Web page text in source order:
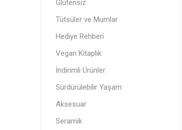
Akşam Pazarı
Orfa The
Standard
Vegan
Glutensiz
Tütsüler ve Mumlar
Hediye Rehberi
Vegan Kitaplık
İndirimli Ürünler
Sürdürülebilir Yaşam
Aksesuar
Seramik